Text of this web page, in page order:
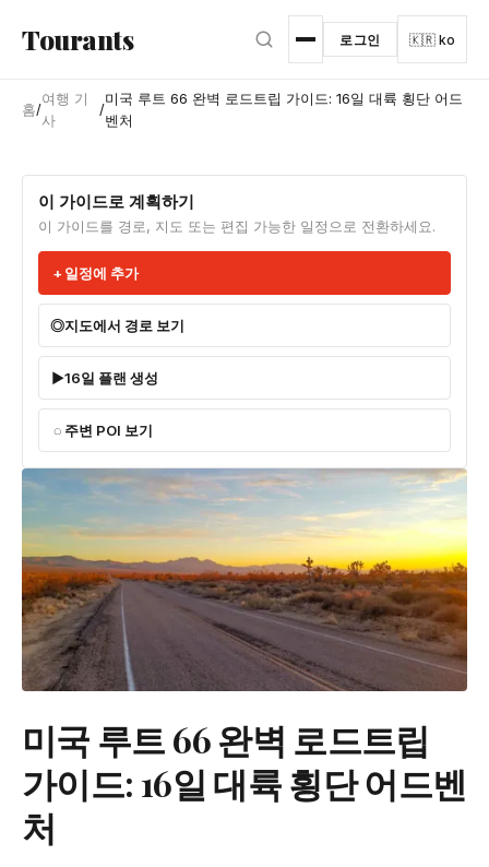
Tourants 로그인 🇰🇷 ko
홈/
여행 기
사
/
미국 루트 66 완벽 로드트립 가이드: 16일 대륙 횡단 어드
벤처
이 가이드로 계획하기
이 가이드를 경로, 지도 또는 편집 가능한 일정으로 전환하세요.
일정에 추가
지도에서 경로 보기
16일 플랜 생성
주변 POI 보기
미국 루트 66 완벽 로드트립
가이드: 16일 대륙 횡단 어드벤
처